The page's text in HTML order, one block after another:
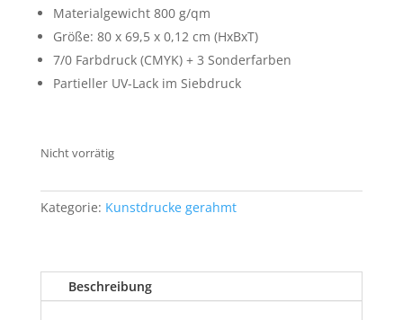
Materialgewicht 800 g/qm
Größe: 80 x 69,5 x 0,12 cm (HxBxT)
7/0 Farbdruck (CMYK) + 3 Sonderfarben
Partieller UV-Lack im Siebdruck
Nicht vorrätig
Kategorie: Kunstdrucke gerahmt
Beschreibung